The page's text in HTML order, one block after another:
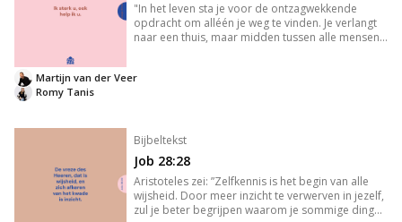
"In het leven sta je voor de ontzagwekkende
opdracht om alléén je weg te vinden. Je verlangt
naar een thuis, maar midden tussen alle mensen
naar voren op het
Romy Tanis
Martijn van der Veer
Bijbeltekst
Job 28:28
Aristoteles zei: ”Zelfkennis is het begin van alle
wijsheid. Door meer inzicht te verwerven in jezelf,
zul je beter begrijpen waarom je sommige dingen